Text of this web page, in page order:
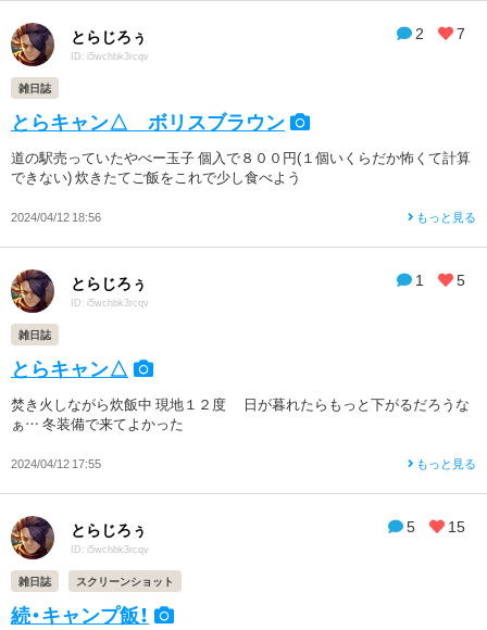
2 7
とらじろぅ
ID: i5wchbk3rcqv
雑日誌
とらキャン△ ボリスブラウン
道の駅売っていたやべー玉子 個入で８００円(１個いくらだか怖くて計算
できない) 炊きたてご飯をこれで少し食べよう
2024/04/12 18:56 もっと見る
1 5
とらじろぅ
ID: i5wchbk3rcqv
雑日誌
とらキャン△
焚き火しながら炊飯中 現地１２度 日が暮れたらもっと下がるだろうな
ぁ… 冬装備で来てよかった
2024/04/12 17:55 もっと見る
5 15
とらじろぅ
ID: i5wchbk3rcqv
雑日誌 スクリーンショット
続・キャンプ飯！